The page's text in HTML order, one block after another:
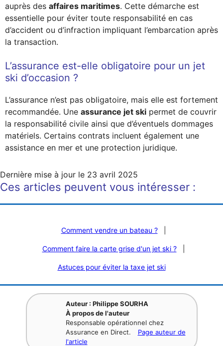
auprès des affaires maritimes. Cette démarche est
essentielle pour éviter toute responsabilité en cas
d’accident ou d’infraction impliquant l’embarcation après
la transaction.
L’assurance est-elle obligatoire pour un jet
ski d’occasion ?
L’assurance n’est pas obligatoire, mais elle est fortement
recommandée. Une assurance jet ski permet de couvrir
la responsabilité civile ainsi que d’éventuels dommages
matériels. Certains contrats incluent également une
assistance en mer et une protection juridique.
Dernière mise à jour le 23 avril 2025
Ces articles peuvent vous intéresser :
Comment vendre un bateau ?
Comment faire la carte grise d'un jet ski ?
Astuces pour éviter la taxe jet ski
Auteur : Philippe SOURHA
À propos de l'auteur
Responsable opérationnel chez
Assurance en Direct.
Page auteur de
l'article